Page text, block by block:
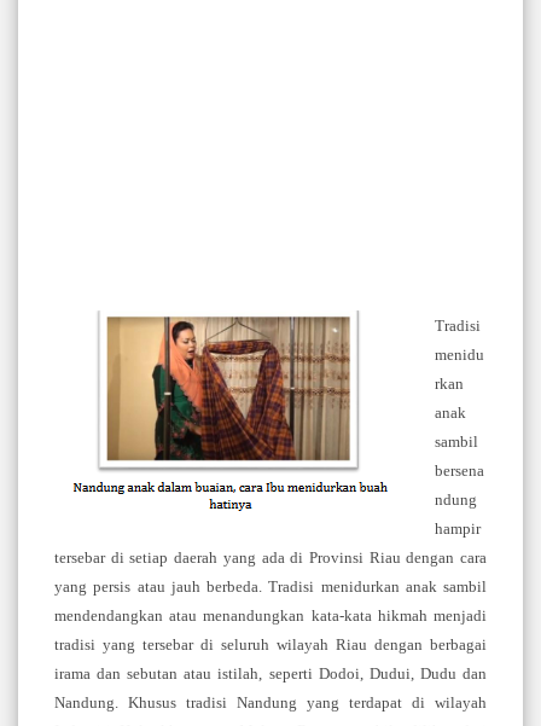
Tradisi
menidu
rkan
anak
sambil
bersena
ndung
hampir
tersebar di setiap daerah yang ada di Provinsi Riaudengan cara
yang persis atau jauh berbeda. Tradisi menidurkan anak sambil
mendendangkanataumenandungkan kata-kata hikmah menjadi
tradisi yang tersebar di seluruh wilayah Riau dengan berbagai
irama dansebutan atau istilah, seperti Dodoi, Dudui, Dudu dan
Nandung. Khusus tradisi Nandung yang terdapat di wilayah